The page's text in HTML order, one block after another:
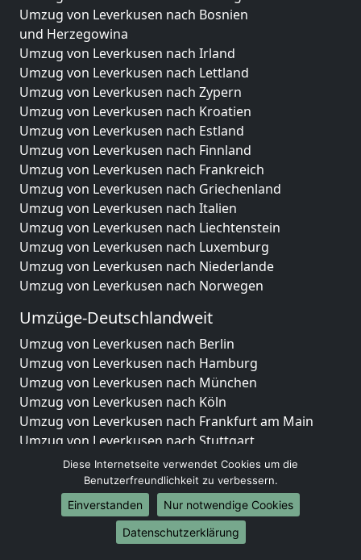
Umzug von Leverkusen nach Bosnien
und Herzegowina
Umzug von Leverkusen nach Irland
Umzug von Leverkusen nach Lettland
Umzug von Leverkusen nach Zypern
Umzug von Leverkusen nach Kroatien
Umzug von Leverkusen nach Estland
Umzug von Leverkusen nach Finnland
Umzug von Leverkusen nach Frankreich
Umzug von Leverkusen nach Griechenland
Umzug von Leverkusen nach Italien
Umzug von Leverkusen nach Liechtenstein
Umzug von Leverkusen nach Luxemburg
Umzug von Leverkusen nach Niederlande
Umzug von Leverkusen nach Norwegen
Umzüge-Deutschlandweit
Umzug von Leverkusen nach Berlin
Umzug von Leverkusen nach Hamburg
Umzug von Leverkusen nach München
Umzug von Leverkusen nach Köln
Umzug von Leverkusen nach Frankfurt am Main
Umzug von Leverkusen nach Stuttgart
Umzug von Leverkusen nach Düsseldorf
Umzug von Leverkusen nach Leipzig
Umzug von Leverkusen nach Dortmund
Umzug von Leverkusen nach Essen
Umzug von Leverkusen nach Bremen
Diese Internetseite verwendet Cookies um die
Benutzerfreundlichkeit zu verbessern.
Einverstanden
Nur notwendige Cookies
Datenschutzerklärung